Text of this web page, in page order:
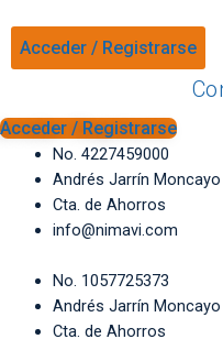
Acceder / Registrarse
Acceder / Registrarse
No. 4227459000
Andrés Jarrín Moncayo
Cta. de Ahorros
info@nimavi.com
No. 1057725373
Andrés Jarrín Moncayo
Cta. de Ahorros